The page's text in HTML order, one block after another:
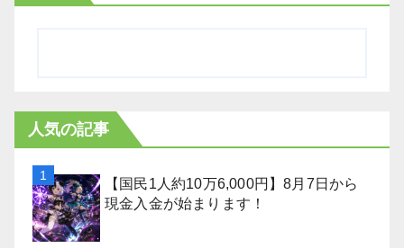
人気の記事
【国民1人約10万6,000円】8月7日から
現金入金が始まります！